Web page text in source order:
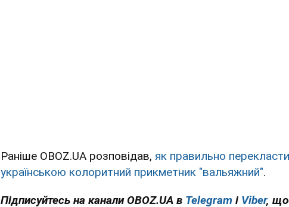
Раніше OBOZ.UA розповідав, як правильно перекласти
українською колоритний прикметник "вальяжний".
Підписуйтесь на канали OBOZ.UA в Telegram і Viber,